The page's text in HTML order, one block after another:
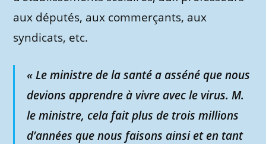
aux députés, aux commerçants, aux
syndicats, etc.
« Le ministre de la santé a asséné que nous
devions apprendre à vivre avec le virus. M.
le ministre, cela fait plus de trois millions
d’années que nous faisons ainsi et en tant